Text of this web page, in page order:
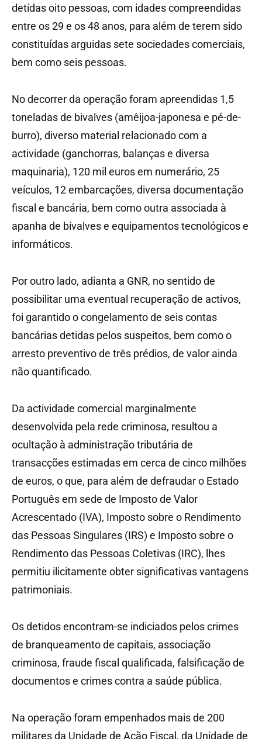
detidas oito pessoas, com idades compreendidas
entre os 29 e os 48 anos, para além de terem sido
constituídas arguidas sete sociedades comerciais,
bem como seis pessoas.
No decorrer da operação foram apreendidas 1,5
toneladas de bivalves (amêijoa-japonesa e pé-de-
burro), diverso material relacionado com a
actividade (ganchorras, balanças e diversa
maquinaria), 120 mil euros em numerário, 25
veículos, 12 embarcações, diversa documentação
fiscal e bancária, bem como outra associada à
apanha de bivalves e equipamentos tecnológicos e
informáticos.
Por outro lado, adianta a GNR, no sentido de
possibilitar uma eventual recuperação de activos,
foi garantido o congelamento de seis contas
bancárias detidas pelos suspeitos, bem como o
arresto preventivo de três prédios, de valor ainda
não quantificado.
Da actividade comercial marginalmente
desenvolvida pela rede criminosa, resultou a
ocultação à administração tributária de
transacções estimadas em cerca de cinco milhões
de euros, o que, para além de defraudar o Estado
Português em sede de Imposto de Valor
Acrescentado (IVA), Imposto sobre o Rendimento
das Pessoas Singulares (IRS) e Imposto sobre o
Rendimento das Pessoas Coletivas (IRC), lhes
permitiu ilicitamente obter significativas vantagens
patrimoniais.
Os detidos encontram-se indiciados pelos crimes
de branqueamento de capitais, associação
criminosa, fraude fiscal qualificada, falsificação de
documentos e crimes contra a saúde pública.
Na operação foram empenhados mais de 200
militares da Unidade de Ação Fiscal, da Unidade de